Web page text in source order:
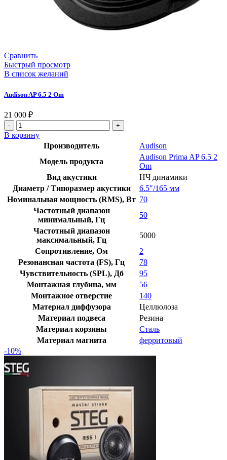
Сравнить
Быстрый просмотр
В список желаний
Audison AP 6.5 2 Om
21 000 ₽
В корзину
Производитель
Audison
Модель продукта
Audison Prima AP 6.5 2
Om
Вид акустики
НЧ динамики
Диаметр / Типоразмер акустики
6.5″/165 мм
Номинальная мощность (RMS), Вт 70
Частотный диапазон
минимальный, Гц
50
Частотный диапазон
максимальный, Гц
5000
Сопротивление, Ом
2
Резонансная частота (FS), Гц
78
Чувствительность (SPL), Дб
95
Монтажная глубина, мм
56
Монтажное отверстие
140
Материал диффузора
Целлюлоза
Материал подвеса
Резина
Материал корзины
Сталь
Материал магнита
ферритовый
-10%